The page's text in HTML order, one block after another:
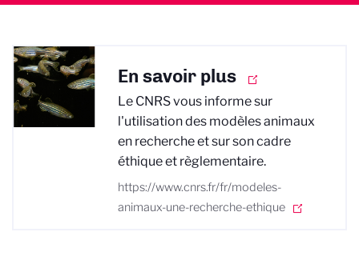
En savoir plus
Le CNRS vous informe sur
l'utilisation des modèles animaux
en recherche et sur son cadre
éthique et règlementaire.
https://www.cnrs.fr/fr/modeles-
animaux-une-recherche-ethique